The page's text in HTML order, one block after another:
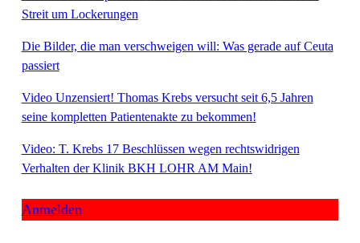
Streit um Lockerungen
Die Bilder, die man verschweigen will: Was gerade auf Ceuta
passiert
Video Unzensiert! Thomas Krebs versucht seit 6,5 Jahren
seine kompletten Patientenakte zu bekommen!
Video: T. Krebs 17 Beschlüssen wegen rechtswidrigen
Verhalten der Klinik BKH LOHR AM Main!
Anmelden